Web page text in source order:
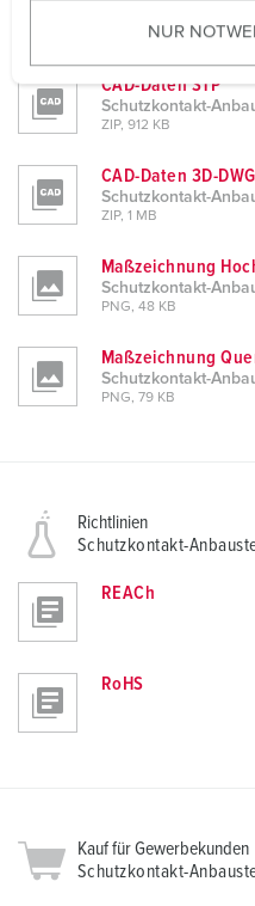
u
w
a
h
NUR
PDF, 163 KB
CAD-Daten STP
Schutzkontakt-
ZIP, 912 KB
CAD-Daten 3D-DWG
Schutzkontakt-
ZIP, 1 MB
Maßzeichnung
Schutzkontakt-
PNG, 48 KB
Maßzeichnung
Schutzkontakt-
PNG, 79 KB
Richtlinien
Schutzkontakt-
REACh
RoHS
Kauf für Gewerbekunden
Schutzkontakt-